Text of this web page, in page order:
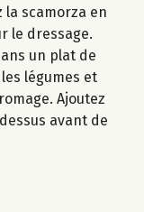
la scamorza en
le dressage.
un plat de
légumes et
Ajoutez
avant de